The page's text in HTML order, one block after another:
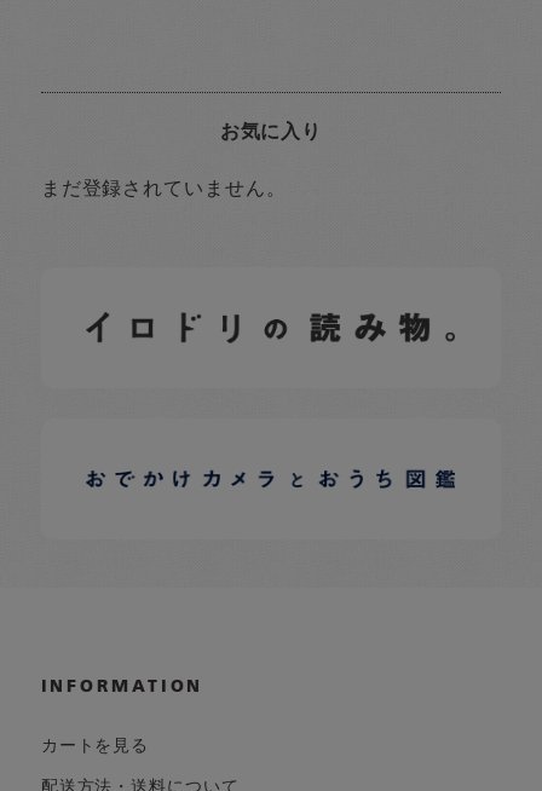
お気に入り
まだ登録されていません。
日常の様子など随時更新中です。
日常の様子など随時更新中です。
INFORMATION
カートを見る
配送方法・送料について